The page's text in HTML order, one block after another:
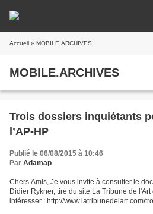
Accueil » MOBILE.ARCHIVES
MOBILE.ARCHIVES
Trois dossiers inquiétants
l’AP-HP
Publié le 06/08/2015 à 10:46
Par Adamap
Chers Amis, Je vous invite à consulter le
Didier Rykner, tiré du site La Tribune de
intéresser : http://www.latribunedelart.com/